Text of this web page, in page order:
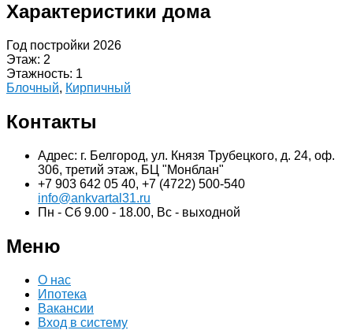
Характеристики дома
Год постройки 2026
Этаж: 2
Этажность: 1
Блочный, Кирпичный
Контакты
Адрес: г. Белгород, ул. Князя Трубецкого, д. 24, оф.
306, третий этаж, БЦ "Монблан"
+7 903 642 05 40, +7 (4722) 500-540
info@ankvartal31.ru
Пн - Сб 9.00 - 18.00, Вс - выходной
Меню
О нас
Ипотека
Вакансии
Вход в систему